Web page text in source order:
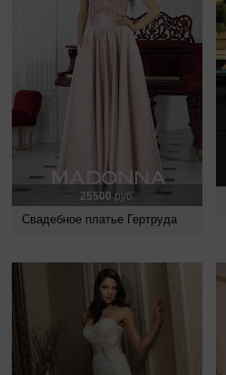
25500 руб.
Свадебное платье Гертруда